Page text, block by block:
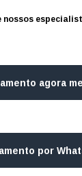
nossos
agora
por